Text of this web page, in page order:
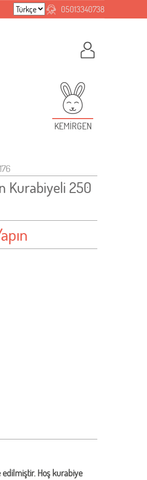
05013340738
KEMİRGEN
Kurabiyeli 250
edilmiştir. Hoş kurabiye